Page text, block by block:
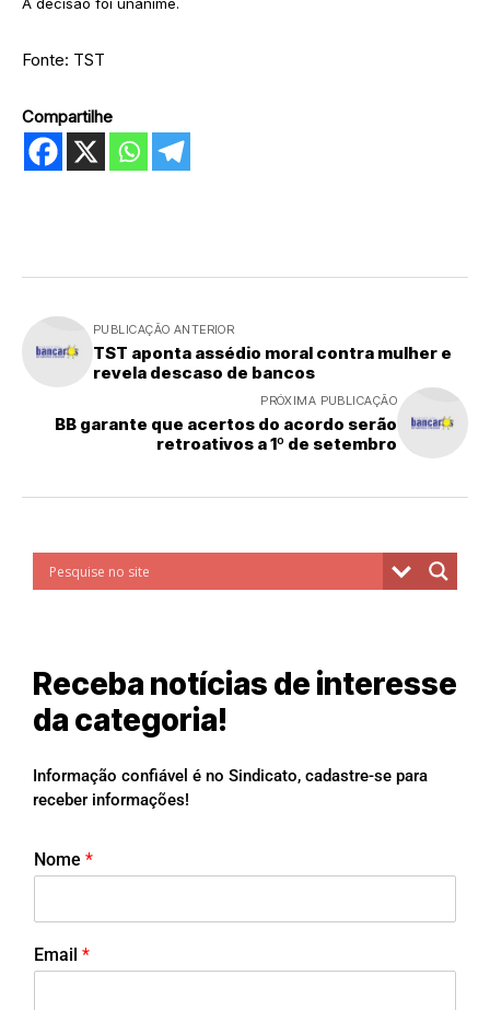
Fonte: TST
Compartilhe
PUBLICAÇÃO ANTERIOR
TST aponta assédio moral contra mulher e
revela descaso de bancos
PRÓXIMA PUBLICAÇÃO
BB garante que acertos do acordo serão
retroativos a 1º de setembro
Receba notícias de interesse
da categoria!
Informação confiável é no Sindicato, cadastre-se para
receber informações!
Nome *
Email *